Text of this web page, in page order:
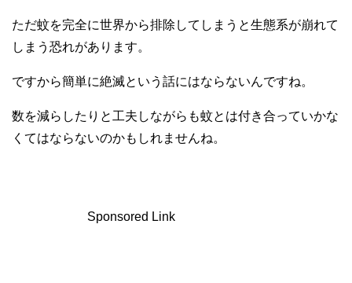
ただ蚊を完全に世界から排除してしまうと生態系が崩れて
しまう恐れがあります。
ですから簡単に絶滅という話にはならないんですね。
数を減らしたりと工夫しながらも蚊とは付き合っていかな
くてはならないのかもしれませんね。
Sponsored Link